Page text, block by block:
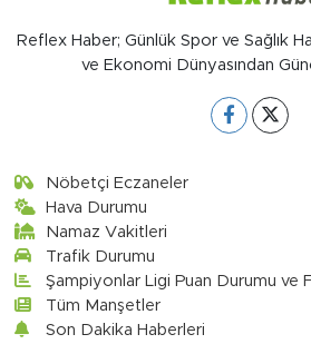
Reflex Haber; Günlük Spor ve Sağlık
ve Ekonomi Dünyasından
Nöbetçi Eczaneler
Hava Durumu
Namaz Vakitleri
Trafik Durumu
Şampiyonlar Ligi Puan Durumu ve
Tüm Manşetler
Son Dakika Haberleri